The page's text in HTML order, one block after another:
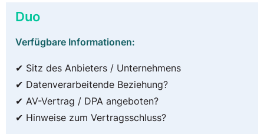
Duo
Verfügbare Informationen:
✔ Sitz des Anbieters / Unternehmens
✔ Datenverarbeitende Beziehung?
✔ AV-Vertrag / DPA angeboten?
✔ Hinweise zum Vertragsschluss?